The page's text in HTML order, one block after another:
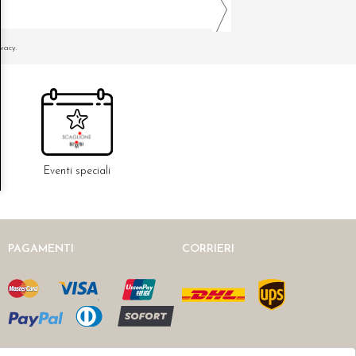
Eventi speciali
PAGAMENTI CORRIERI